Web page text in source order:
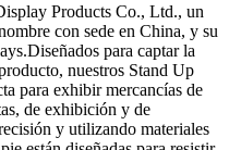
Products Co., Ltd., un
con sede en China, y su
para captar la
nuestros Stand Up
para exhibir mercancías de
de exhibición y de
y utilizando materiales